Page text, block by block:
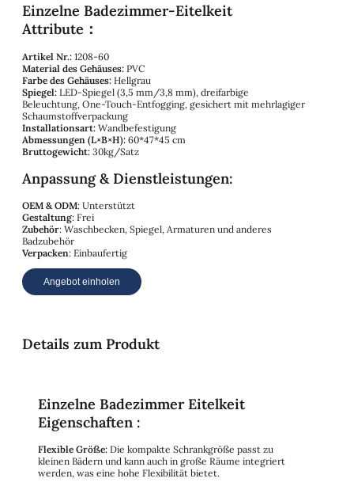
Einzelne Badezimmer-Eitelkeit
Attribute：
Artikel Nr.: 1208-60
Material des Gehäuses: PVC
Farbe des Gehäuses: Hellgrau
Spiegel: LED-Spiegel (3,5 mm/3,8 mm), dreifarbige
Beleuchtung, One-Touch-Entfogging, gesichert mit mehrlagiger
Schaumstoffverpackung
Installationsart: Wandbefestigung
Abmessungen (L×B×H): 60*47*45 cm
Bruttogewicht: 30kg/Satz
Anpassung & Dienstleistungen:
OEM & ODM: Unterstützt
Gestaltung: Frei
Zubehör: Waschbecken, Spiegel, Armaturen und anderes
Badzubehör
Verpacken: Einbaufertig
Angebot einholen
Details zum Produkt
Einzelne Badezimmer Eitelkeit
Eigenschaften :
Flexible Größe: Die kompakte Schrankgröße passt zu
kleinen Bädern und kann auch in große Räume integriert
werden, was eine hohe Flexibilität bietet.